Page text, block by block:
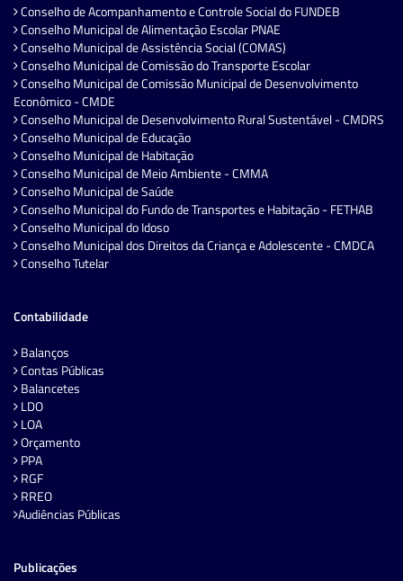
Conselho de Acompanhamento e Controle Social do FUNDEB
Conselho Municipal de Alimentação Escolar PNAE
Conselho Municipal de Assistência Social (COMAS)
Conselho Municipal de Comissão do Transporte Escolar
Conselho Municipal de Comissão Municipal de Desenvolvimento
Econômico - CMDE
Conselho Municipal de Desenvolvimento Rural Sustentável - CMDRS
Conselho Municipal de Educação
Conselho Municipal de Habitação
Conselho Municipal de Meio Ambiente - CMMA
Conselho Municipal de Saúde
Conselho Municipal do Fundo de Transportes e Habitação - FETHAB
Conselho Municipal do Idoso
Conselho Municipal dos Direitos da Criança e Adolescente - CMDCA
Conselho Tutelar
Contabilidade
Balanços
Contas Públicas
Balancetes
LDO
LOA
Orçamento
PPA
RGF
RREO
Audiências Públicas
Publicações